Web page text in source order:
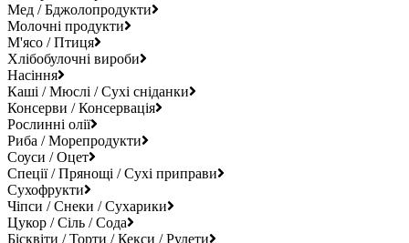
Мед / Бджолопродукти
Молочні продукти
М'ясо / Птиця
Хлібобулочні вироби
Насіння
Каші / Мюслі / Сухі сніданки
Консерви / Консервація
Рослинні олії
Риба / Морепродукти
Соуси / Оцет
Спеції / Прянощі / Сухі приправи
Сухофрукти
Чіпси / Снеки / Сухарики
Цукор / Сіль / Сода
Бісквіти / Торти / Кекси / Рулети